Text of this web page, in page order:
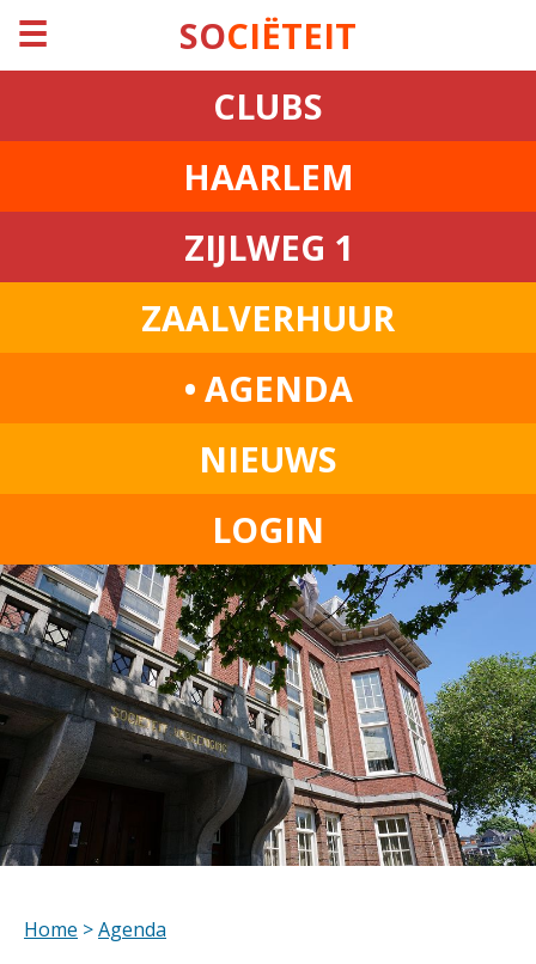
☰ SOCIËTEIT
CLUBS
HAARLEM
ZIJLWEG 1
ZAALVERHUUR
• AGENDA
NIEUWS
LOGIN
Home >Agenda